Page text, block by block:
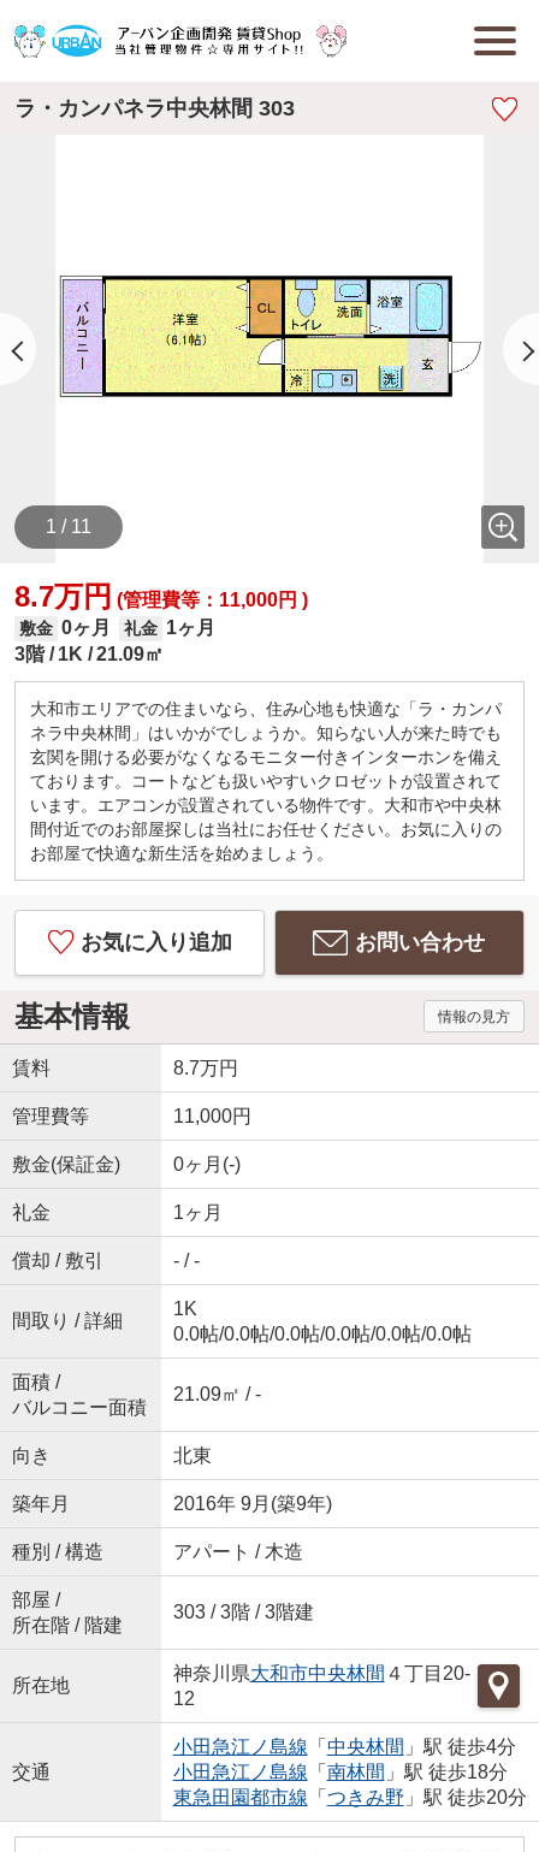
ラ・カンパネラ中央林間 303
1 / 11
8.7万円 (管理費等：11,000円 )
敷金 0ヶ月 礼金 1ヶ月
3階
1K 21.09㎡
大和市エリアでの住まいなら、住み心地も快適な「ラ・カンパ
ネラ中央林間」はいかがでしょうか。知らない人が来た時でも
玄関を開ける必要がなくなるモニター付きインターホンを備え
ております。コートなども扱いやすいクロゼットが設置されて
います。エアコンが設置されている物件です。大和市や中央林
間付近でのお部屋探しは当社にお任せください。お気に入りの
お部屋で快適な新生活を始めましょう。
お気に入り追加 お問い合わせ
基本情報 情報の見方
賃料 8.7万円
管理費等 11,000円
敷金(保証金) 0ヶ月(-)
礼金 1ヶ月
償却 / 敷引 - / -
間取り / 詳細
1K
0.0帖/0.0帖/0.0帖/0.0帖/0.0帖/0.0帖
面積 /
バルコニー面積
21.09㎡ / -
向き 北東
築年月 2016年 9月(築9年)
種別 / 構造 アパート / 木造
部屋 /
所在階 / 階建
303 / 3階 / 3階建
所在地
神奈川県大和市中央林間 ４丁目20-
12
交通
小田急江ノ島線 「 中央林間 」駅 徒歩4分
小田急江ノ島線 「 南林間 」駅 徒歩18分
東急田園都市線 「 つきみ野 」駅 徒歩20分